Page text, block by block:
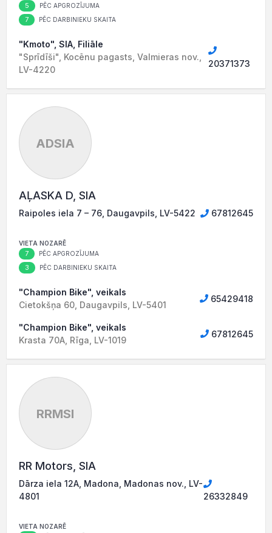
5 PĒC APGROZĪJUMA
7 PĒC DARBINIEKU SKAITA
"Kmoto", SIA, Filiāle
"Sprīdīši", Kocēnu pagasts, Valmieras nov.,
LV-4220
20371373
ADSIA
AĻASKA D, SIA
Raipoles iela 7 – 76, Daugavpils, LV-5422 67812645
VIETA NOZARĒ
7 PĒC APGROZĪJUMA
3 PĒC DARBINIEKU SKAITA
"Champion Bike", veikals
Cietokšņa 60, Daugavpils, LV-5401
65429418
"Champion Bike", veikals
Krasta 70A, Rīga, LV-1019
67812645
RRMSI
RR Motors, SIA
Dārza iela 12A, Madona, Madonas nov., LV-
4801
26332849
VIETA NOZARĒ